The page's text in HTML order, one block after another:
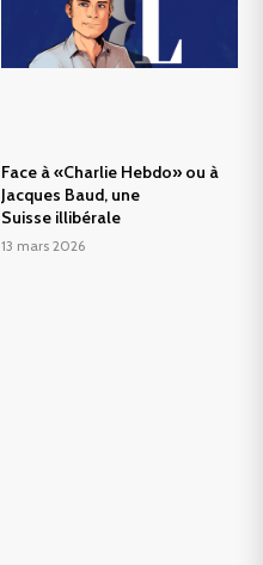
Face à «Charlie Hebdo» ou à
Jacques Baud, une
Suisse illibérale
13 mars 2026